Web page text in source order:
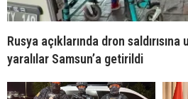
Rusya açıklarında dron
yaralılar Samsun’a getirildi